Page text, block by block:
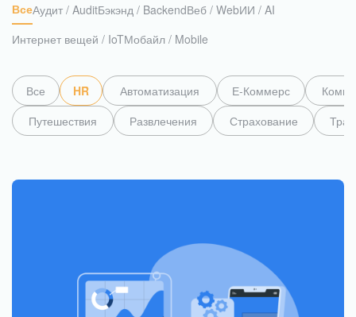
ВсеАудит / AuditБэкэнд / BackendВеб / WebИИ / AI
Интернет вещей / IoTМобайл / Mobile
AI-инструмент для оптимизации анализа